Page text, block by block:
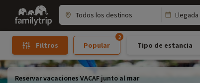
Family
trip
Llegada
Filtros Popular
2
Tipo de estancia
Reservar vacaciones VACAF junto al mar